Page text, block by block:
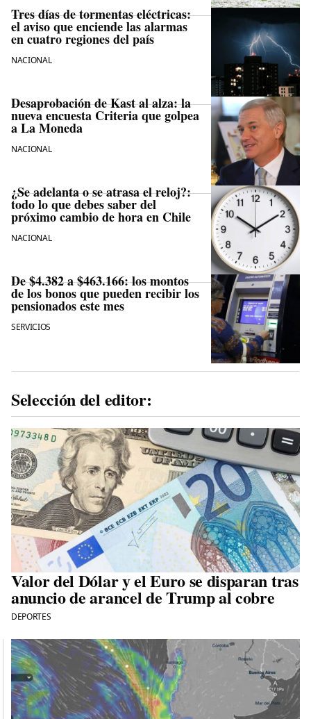
Tres días de tormentas eléctricas:
el aviso que enciende las alarmas
en cuatro regiones del país
NACIONAL
Desaprobación de Kast al alza: la
nueva encuesta Criteria que golpea
a La Moneda
NACIONAL
¿Se adelanta o se atrasa el reloj?:
todo lo que debes saber del
próximo cambio de hora en Chile
NACIONAL
De $4.382 a $463.166: los montos
de los bonos que pueden recibir los
pensionados este mes
SERVICIOS
Selección del editor:
Valor del Dólar y el Euro se disparan tras
anuncio de arancel de Trump al cobre
DEPORTES